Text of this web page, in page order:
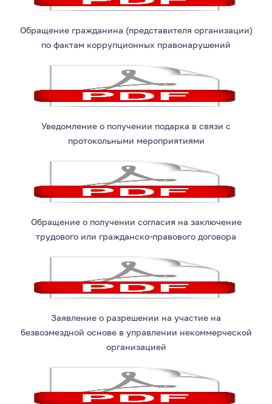
Обращение гражданина (представителя организации)
по фактам коррупционных правонарушений
Уведомление о получении подарка в связи с
протокольными мероприятиями
Обращение о получении согласия на заключение
трудового или гражданско-правового договора
Заявление о разрешении на участие на
безвозмездной основе в управлении некоммерческой
организацией